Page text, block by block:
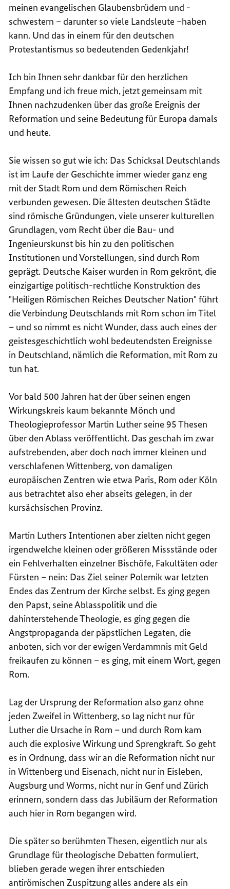
meinen evangelischen Glaubensbrüdern und -
schwestern – darunter so viele Landsleute –haben
kann. Und das in einem für den deutschen
Protestantismus so bedeutenden Gedenkjahr!
Ich bin Ihnen sehr dankbar für den herzlichen
Empfang und ich freue mich, jetzt gemeinsam mit
Ihnen nachzudenken über das große Ereignis der
Reformation und seine Bedeutung für Europa damals
und heute.
Sie wissen so gut wie ich: Das Schicksal Deutschlands
ist im Laufe der Geschichte immer wieder ganz eng
mit der Stadt Rom und dem Römischen Reich
verbunden gewesen. Die ältesten deutschen Städte
sind römische Gründungen, viele unserer kulturellen
Grundlagen, vom Recht über die Bau- und
Ingenieurskunst bis hin zu den politischen
Institutionen und Vorstellungen, sind durch Rom
geprägt. Deutsche Kaiser wurden in Rom gekrönt, die
einzigartige politisch-rechtliche Konstruktion des
"Heiligen Römischen Reiches Deutscher Nation" führt
die Verbindung Deutschlands mit Rom schon im Titel
– und so nimmt es nicht Wunder, dass auch eines der
geistesgeschichtlich wohl bedeutendsten Ereignisse
in Deutschland, nämlich die Reformation, mit Rom zu
tun hat.
Vor bald 500 Jahren hat der über seinen engen
Wirkungskreis kaum bekannte Mönch und
Theologieprofessor Martin Luther seine 95 Thesen
über den Ablass veröffentlicht. Das geschah im zwar
aufstrebenden, aber doch noch immer kleinen und
verschlafenen Wittenberg, von damaligen
europäischen Zentren wie etwa Paris, Rom oder Köln
aus betrachtet also eher abseits gelegen, in der
kursächsischen Provinz.
Martin Luthers Intentionen aber zielten nicht gegen
irgendwelche kleinen oder größeren Missstände oder
ein Fehlverhalten einzelner Bischöfe, Fakultäten oder
Fürsten – nein: Das Ziel seiner Polemik war letzten
Endes das Zentrum der Kirche selbst. Es ging gegen
den Papst, seine Ablasspolitik und die
dahinterstehende Theologie, es ging gegen die
Angstpropaganda der päpstlichen Legaten, die
anboten, sich vor der ewigen Verdammnis mit Geld
freikaufen zu können – es ging, mit einem Wort, gegen
Rom.
Lag der Ursprung der Reformation also ganz ohne
jeden Zweifel in Wittenberg, so lag nicht nur für
Luther die Ursache in Rom – und durch Rom kam
auch die explosive Wirkung und Sprengkraft. So geht
es in Ordnung, dass wir an die Reformation nicht nur
in Wittenberg und Eisenach, nicht nur in Eisleben,
Augsburg und Worms, nicht nur in Genf und Zürich
erinnern, sondern dass das Jubiläum der Reformation
auch hier in Rom begangen wird.
Die später so berühmten Thesen, eigentlich nur als
Grundlage für theologische Debatten formuliert,
blieben gerade wegen ihrer entschieden
antirömischen Zuspitzung alles andere als ein